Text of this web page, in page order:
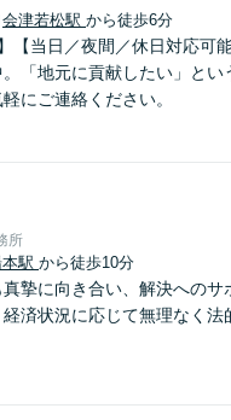
会津若松駅 から徒歩6分
【当日／夜間／休日対応
「地元に貢献したい」と
にご連絡ください。
所
駅 から徒歩10分
摯に向き合い、解決への
済状況に応じて無理なく